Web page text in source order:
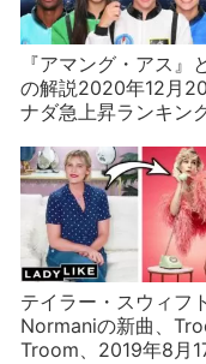
『アマング・アス』
の解説2020年12月
ナダ急上昇ランキン
テイラー・スウィフ
Normaniの新曲、
Troom、2019年8月